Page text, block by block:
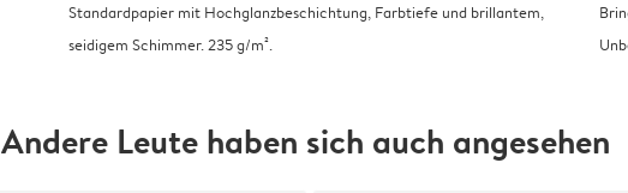
Standardpapier mit Hochglanzbeschichtung, Farbtiefe und brillantem,
seidigem Schimmer. 235 g/m².
Andere Leute haben sich auch angesehen